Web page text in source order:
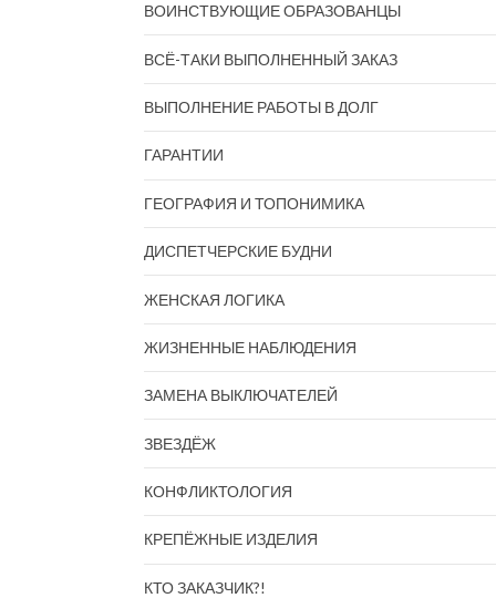
ВОИНСТВУЮЩИЕ ОБРАЗОВАНЦЫ
ВСЁ-ТАКИ ВЫПОЛНЕННЫЙ ЗАКАЗ
ВЫПОЛНЕНИЕ РАБОТЫ В ДОЛГ
ГАРАНТИИ
ГЕОГРАФИЯ И ТОПОНИМИКА
ДИСПЕТЧЕРСКИЕ БУДНИ
ЖЕНСКАЯ ЛОГИКА
ЖИЗНЕННЫЕ НАБЛЮДЕНИЯ
ЗАМЕНА ВЫКЛЮЧАТЕЛЕЙ
ЗВЕЗДЁЖ
КОНФЛИКТОЛОГИЯ
КРЕПЁЖНЫЕ ИЗДЕЛИЯ
КТО ЗАКАЗЧИК?!